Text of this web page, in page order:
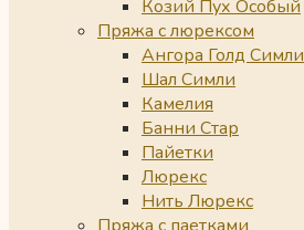
Козий Пух Особый
Пряжа с люрексом
Ангора Голд Симли
Шал Симли
Камелия
Банни Стар
Пайетки
Люрекс
Нить Люрекс